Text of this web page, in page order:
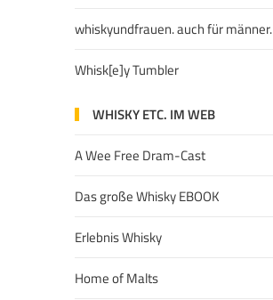
whiskyundfrauen. auch für männer.
Whisk[e]y Tumbler
WHISKY ETC. IM WEB
A Wee Free Dram-Cast
Das große Whisky EBOOK
Erlebnis Whisky
Home of Malts